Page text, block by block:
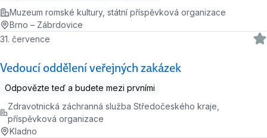
Muzeum romské kultury, státní příspěvková organizace
Brno – Zábrdovice
Vedoucí oddělení veřejných zakázek
31. července
Odpovězte teď a budete mezi prvními
Zdravotnická záchranná služba Středočeského kraje,
příspěvková organizace
Kladno